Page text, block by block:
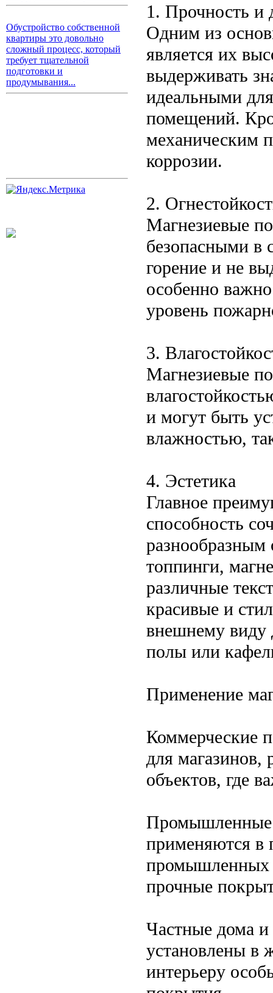
Обустройство собственной
квартиры это довольно
сложный процесс, который
требует тщательной
подготовки и
продумывания...
1. Прочность и
Одним из
является их
выдерживать
идеальными
помещений.
механическим
коррозии.
2.
Магнезиевые
безопасными в
горение и не
особенно
уровень
3.
Магнезиевые
и могут быть
влажностью,
4. Эстетика
Главное
способность
разнообразным
топпинги,
различные
красивые и
внешнему виду
полы или
Применение
Коммерческие
для магазинов,
объектов, где
Промышленные
применяются в
промышленных
прочные
Частные дома
установлены в
интерьеру